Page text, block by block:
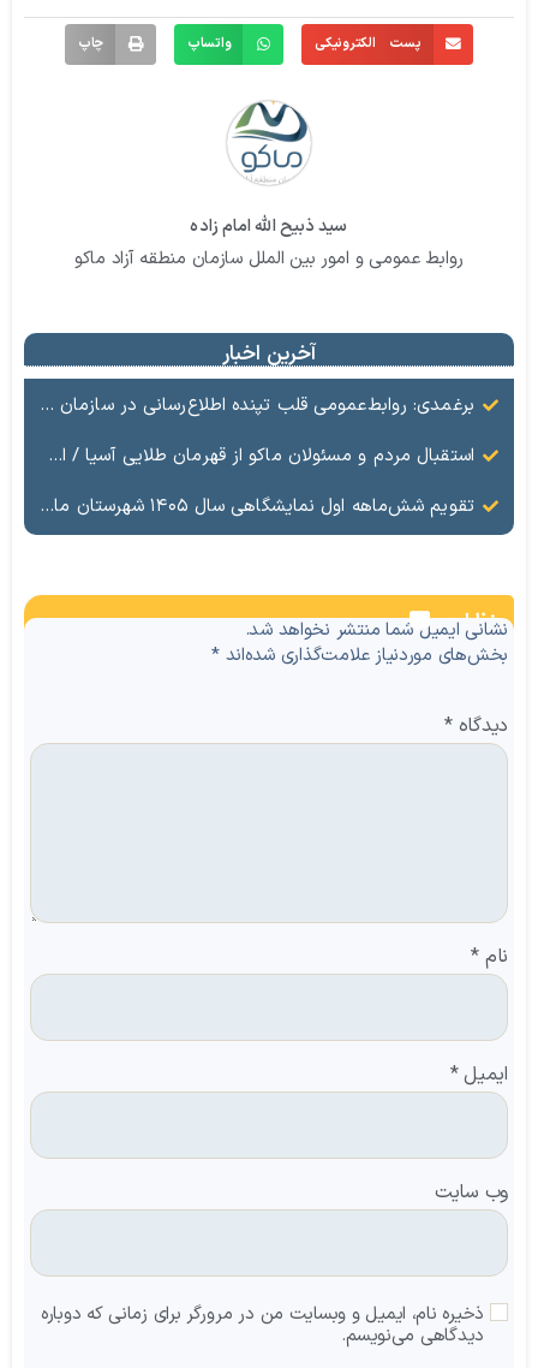
پست الکترونیکی واتساپ چاپ
سید ذبیح الله امام زاده
روابط عمومی و امور بین الملل سازمان منطقه آزاد ماکو
آخرین اخبار
برغمدی: روابط‌عمومی قلب تپنده اطلاع‌رسانی در سازمان منطقه آزاد ماکو است
استقبال مردم و مسئولان ماکو از قهرمان طلایی آسیا / ادای احترام ابوالفضل پیشه‌ور به شهدای گمنام
تقویم شش‌ماهه اول نمایشگاهی سال ۱۴۰۵ شهرستان ماکو
نظرات
نشانی ایمیل شما منتشر نخواهد شد.
بخش‌های موردنیاز علامت‌گذاری شده‌اند*
دیدگاه*
نام *
ایمیل*
وب‌ سایت
ذخیره نام، ایمیل و وبسایت من در مرورگر برای زمانی که دوباره
دیدگاهی می‌نویسم.